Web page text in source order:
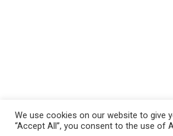
France Japon © 2026 - Tous
We use cookies on our website to give
“Accept All”, you consent to the use of